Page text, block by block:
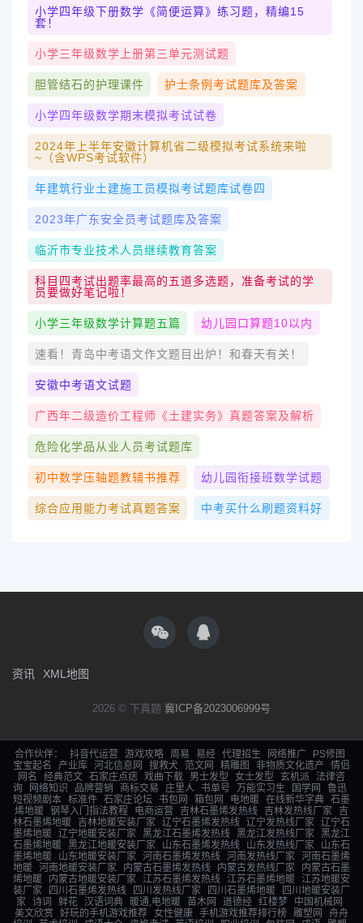
小学四年级下册数学《简便运算》练习题，精编15
套！
小学三年级数学上册第三单元测试题
胆管结石的护理课件 护士条例考试题库及答案
小学四年级数学期末模拟考试试卷
2024年上半年安徽计算机省二级模拟考试系统来啦
~（含WPS考试软件）
年建筑行业土建施工员模拟考试题库试卷四
2023年广东安全员考试题库及答案
临沂市专业技术人员继续教育答案
科目四考试出题率最高的五道多选题，准备考试的学
员要做好笔记啦！
小学三年级数学计算题五篇 幼儿园口算题10以内
速看！青岛中考语文作文题目出炉！和春天有关！
安徽中考语文试题
广西年二级造价工程师《土建实务》真题答案及解析
危险化学品从业人员考试题库
初中数学压轴题教辅书推荐 幼儿园衔接班数学试题
综合应用能力考试真题答案 中考买什么刷题资料好
资讯 XML地图
2026 © 下真题 冀ICP备2023006999号
合作伙伴： 抖音代运营 游戏攻略 周易 易经 代理招生 网络推广
PS修图
宝宝起名
产业库 河北信息网 搜救犬 范文网 精雕图 非物质文化遗产
情侣
网名
经典范文 石家庄点痣 戏曲下载 男士发型 女士发型 玄机派
法律咨
询
网络知识 品牌营销 商标交易 庄里人 书单号 万能实习生 国学网
鲁迅
短视频剧本 标准件 石家庄论坛 书包网 箱包网 电地暖 在线新华字典 石墨
烯地暖 钢琴入门指法教程 电商运营 吉林石墨烯发热线 吉林发热线厂家
吉
林石墨烯地暖
吉林地暖安装厂家 辽宁石墨烯发热线 辽宁发热线厂家
辽宁石
墨烯地暖 辽宁地暖安装厂家 黑龙江石墨烯发热线 黑龙江发热线厂家
黑龙江
石墨烯地暖 黑龙江地暖安装厂家 山东石墨烯发热线 山东发热线厂家
山东石
墨烯地暖
山东地暖安装厂家 河南石墨烯发热线 河南发热线厂家
河南石墨烯
地暖 河南地暖安装厂家 内蒙古石墨烯发热线 内蒙古发热线厂家
内蒙古石墨
烯地暖
内蒙古地暖安装厂家 江苏石墨烯发热线 江苏石墨烯地暖
江苏地暖安
装厂家
四川石墨烯发热线 四川发热线厂家 四川石墨烯地暖
四川地暖安装厂
家
诗词 鲜花 汉语词典 暖通,电地暖 苗木网 道德经 红楼梦
中国机械网
美文欣赏
好玩的手机游戏推荐 女性健康 手机游戏推荐排行榜 雕塑网
舟舟